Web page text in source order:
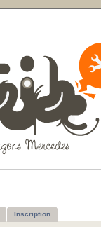
Inscription